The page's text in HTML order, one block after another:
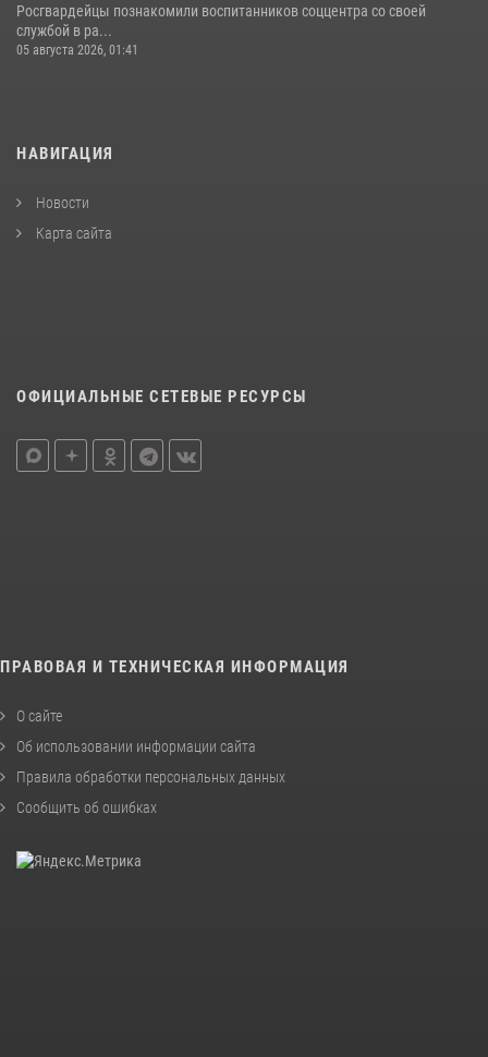
Росгвардейцы познакомили воспитанников соццентра со своей
службой в ра...
05 августа 2026, 01:41
НАВИГАЦИЯ
Новости
Карта сайта
ОФИЦИАЛЬНЫЕ СЕТЕВЫЕ РЕСУРСЫ
ПРАВОВАЯ И ТЕХНИЧЕСКАЯ ИНФОРМАЦИЯ
О сайте
Об использовании информации сайта
Правила обработки персональных данных
Сообщить об ошибках